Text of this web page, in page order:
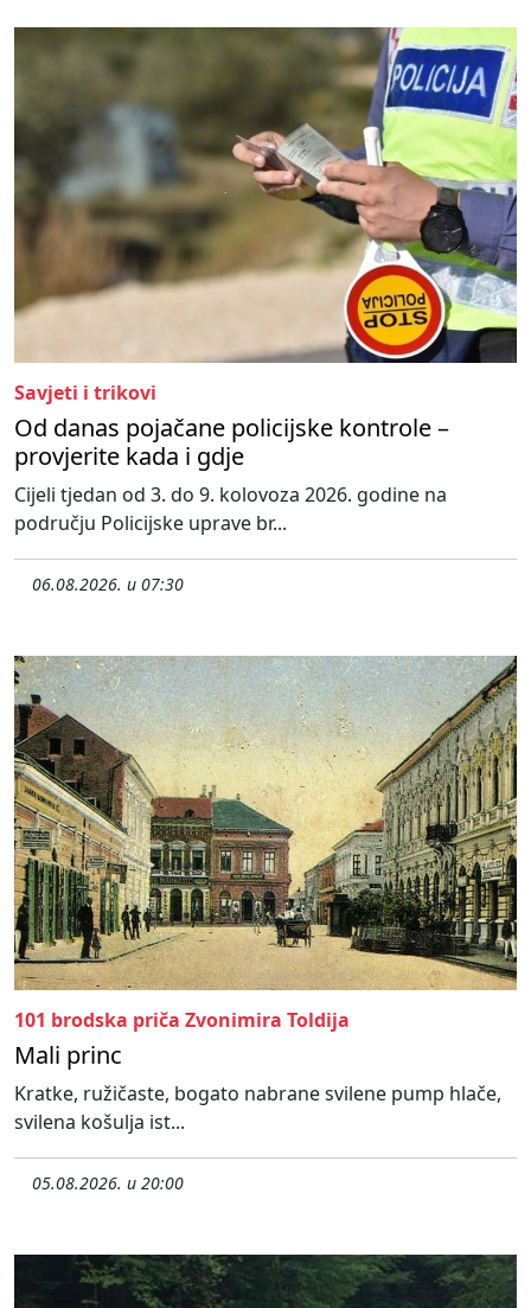
Savjeti i trikovi
Od danas pojačane policijske kontrole –
provjerite kada i gdje
Cijeli tjedan od 3. do 9. kolovoza 2026. godine na
području Policijske uprave br...
06.08.2026. u 07:30
101 brodska priča Zvonimira Toldija
Mali princ
Kratke, ružičaste, bogato nabrane svilene pump hlače,
svilena košulja ist...
05.08.2026. u 20:00